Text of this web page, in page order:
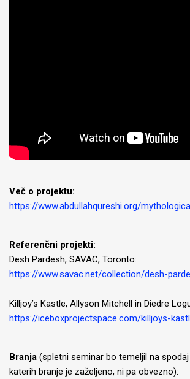
Več o projektu:
https://www.abdullahqureshi.org/
Referenčni projekti:
Desh Pardesh, SAVAC, Toronto:
https://www.savac.net/collection/desh-
Killjoy’s Kastle, Allyson Mitchell in Diedre
https://iceboxprojectspace.com/killjoys-
Branja (spletni seminar bo temeljil na
katerih branje je zaželjeno, ni pa obvezno):